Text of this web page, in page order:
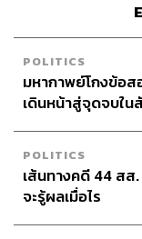
POLITICS
มหากาพย์โกงข้อ
เดินหน้าสู่จุดจบใน
POLITICS
เส้นทางคดี 44 สส
จะรู้ผลเมื่อไร